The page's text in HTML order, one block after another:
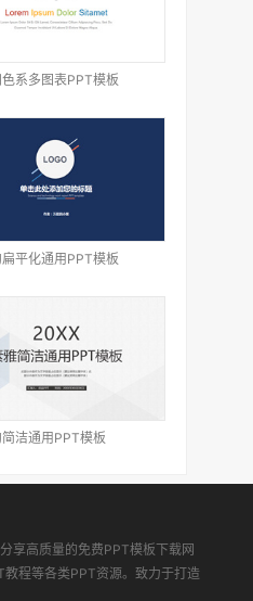
系多图表PPT模板
平化通用PPT模板
洁通用PPT模板
享高质量的免费PPT模板下载网
程等各类PPT资源。致力于打造